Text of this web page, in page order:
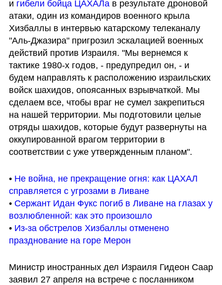
и гибели бойца ЦАХАЛа в результате дроновой
атаки, один из командиров военного крыла
Хизбаллы в интервью катарскому телеканалу
"Аль-Джазира" пригрозил эскалацией военных
действий против Израиля. "Мы вернемся к
тактике 1980-х годов, - предупредил он, - и
будем направлять к расположению израильских
войск шахидов, опоясанных взрывчаткой. Мы
сделаем все, чтобы враг не сумел закрепиться
на нашей территории. Мы подготовили целые
отряды шахидов, которые будут развернуты на
оккупированной врагом территории в
соответствии с уже утвержденным планом".
• Не война, не прекращение огня: как ЦАХАЛ
справляется с угрозами в Ливане
• Сержант Идан Фукс погиб в Ливане на глазах у
возлюбленной: как это произошло
• Из-за обстрелов Хизбаллы отменено
празднование на горе Мерон
Министр иностранных дел Израиля Гидеон Саар
заявил 27 апреля на встрече с посланником